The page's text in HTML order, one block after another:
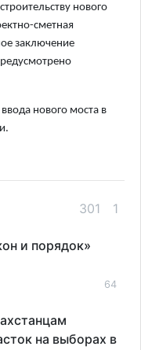
нового
сметная
заключение
нового моста в
301 1
и порядок»
64
на выборах в